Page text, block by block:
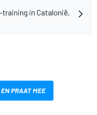
training in Catalonië,
PRAAT MEE